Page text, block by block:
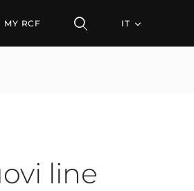
array RCF
MY RCF IT
line